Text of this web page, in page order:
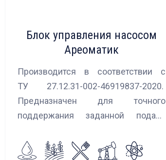
Блок управления насосом
Ареоматик
Производится в соответствии с
ТУ 27.12.31-002-46919837-2020.
Предназначен для точного
поддержания заданной подачи
встроенных алгоритмов